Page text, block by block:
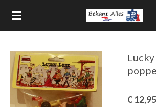
Ga
direct
hoofdinhoud
€ 12,95